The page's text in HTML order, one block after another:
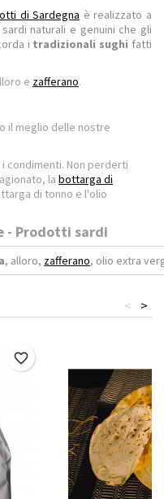
di Sardegna è realizzato a
naturali e genuini che gli
i tradizionali sughi fatti
e zafferano.
il meglio delle nostre
condimenti. Non perderti
la bottarga di
di tonno e l'olio
- Prodotti sardi
, alloro, zafferano, olio extra
>
<
favorite_border